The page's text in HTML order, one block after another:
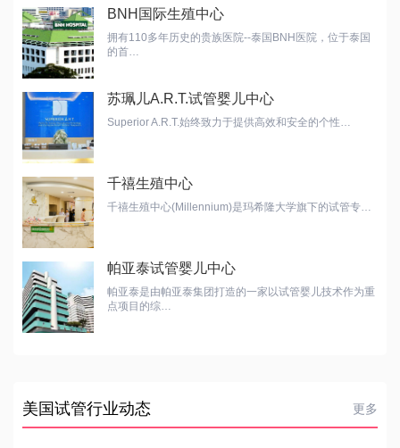
BNH国际生殖中心
拥有110多年历史的贵族医院--泰国BNH医院，位于泰国
的首…
苏珮儿A.R.T.试管婴儿中心
Superior A.R.T.始终致力于提供高效和安全的个性…
千禧生殖中心
千禧生殖中心(Millennium)是玛希隆大学旗下的试管专…
帕亚泰试管婴儿中心
帕亚泰是由帕亚泰集团打造的一家以试管婴儿技术作为重
点项目的综…
美国试管行业动态 更多